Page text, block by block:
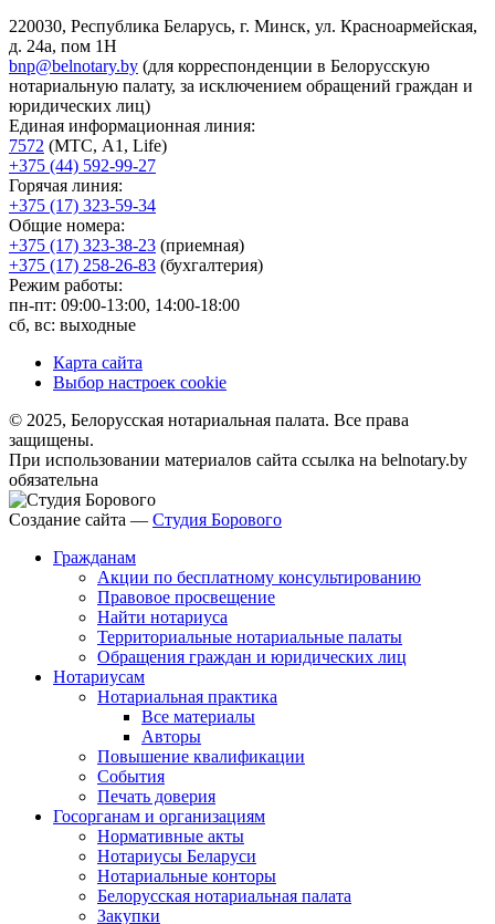
220030, Республика Беларусь, г. Минск, ул. Красноармейская,
д. 24а, пом 1Н
bnp@belnotary.by (для корреспонденции в Белорусскую
нотариальную палату, за исключением обращений граждан и
юридических лиц)
Единая информационная линия:
7572 (МТС, A1, Life)
+375 (44) 592-99-27
Горячая линия:
+375 (17) 323-59-34
Общие номера:
+375 (17) 323-38-23 (приемная)
+375 (17) 258-26-83 (бухгалтерия)
Режим работы:
пн-пт: 09:00-13:00, 14:00-18:00
сб, вс: выходные
Карта сайта
Выбор настроек cookie
© 2025, Белорусская нотариальная палата. Все права
защищены.
При использовании материалов сайта ссылка на belnotary.by
обязательна
Создание сайта — Студия Борового
Гражданам
Акции по бесплатному консультированию
Правовое просвещение
Найти нотариуса
Территориальные нотариальные палаты
Обращения граждан и юридических лиц
Нотариусам
Нотариальная практика
Все материалы
Авторы
Повышение квалификации
События
Печать доверия
Госорганам и организациям
Нормативные акты
Нотариусы Беларуси
Нотариальные конторы
Белорусская нотариальная палата
Закупки